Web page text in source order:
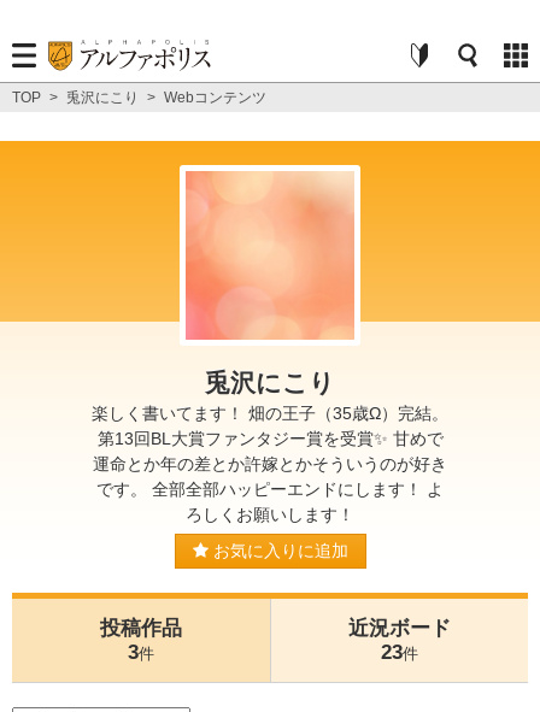
TOP > 兎沢にこり > Webコンテンツ
兎沢にこり
楽しく書いてます！ 畑の王子（35歳Ω）完結。
第13回BL大賞ファンタジー賞を受賞✨ 甘めで
運命とか年の差とか許嫁とかそういうのが好き
です。 全部全部ハッピーエンドにします！ よ
ろしくお願いします！
お気に入りに追加
投稿作品
3件
近況ボード
23件